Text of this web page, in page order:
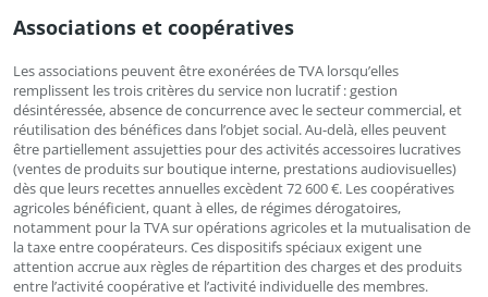
Associations et coopératives
Les associations peuvent être exonérées de TVA lorsqu’elles
remplissent les trois critères du service non lucratif : gestion
désintéressée, absence de concurrence avec le secteur commercial, et
réutilisation des bénéfices dans l’objet social. Au-delà, elles peuvent
être partiellement assujetties pour des activités accessoires lucratives
(ventes de produits sur boutique interne, prestations audiovisuelles)
dès que leurs recettes annuelles excèdent 72 600 €. Les coopératives
agricoles bénéficient, quant à elles, de régimes dérogatoires,
notamment pour la TVA sur opérations agricoles et la mutualisation de
la taxe entre coopérateurs. Ces dispositifs spéciaux exigent une
attention accrue aux règles de répartition des charges et des produits
entre l’activité coopérative et l’activité individuelle des membres.